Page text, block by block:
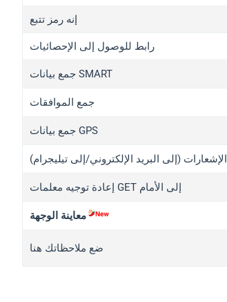
إنه رمز تتبع
رابط للوصول إلى الإحصائيات
جمع بيانات SMART
جمع الموافقات
جمع بيانات GPS
الإشعارات (إلى البريد الإلكتروني/إلى تيليجرام)
إعادة توجيه معلمات GET إلى الأمام
معاينة الوجهة
ضع ملاحظاتك هنا